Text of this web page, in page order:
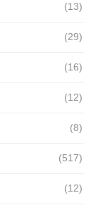
(13)
(29)
(16)
(12)
(8)
(517)
(12)